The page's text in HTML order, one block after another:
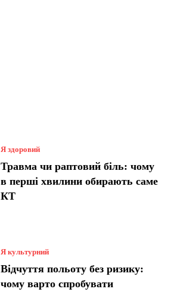
Я здоровий
Травма чи раптовий біль: чому
в перші хвилини обирають саме
КТ
Я культурний
Відчуття польоту без ризику:
чому варто спробувати